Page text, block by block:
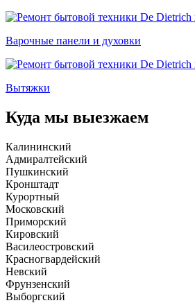
Варочные панели и духовки
Вытяжки
Куда мы выезжаем
Калининский
Адмиралтейский
Пушкинский
Кронштадт
Курортный
Московский
Приморский
Кировский
Василеостровский
Красногвардейский
Невский
Фрунзенский
Выборгский